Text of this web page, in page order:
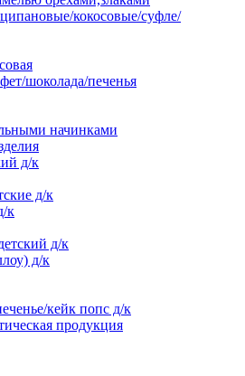
кокосовые/суфле/
шоколада/печенья
начинками
д/к
д/к
к
д/к
д/к
кейк попс д/к
продукция